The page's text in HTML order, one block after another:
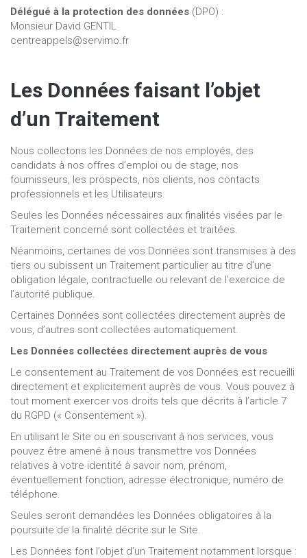
Délégué à la protection des données (DPO) :
Monsieur David GENTIL
centreappels@servimo.fr
Les Données faisant l’objet
d’un Traitement
Nous collectons les Données de nos employés, des
candidats à nos offres d’emploi ou de stage, nos
fournisseurs, les prospects, nos clients, nos contacts
professionnels et les Utilisateurs.
Seules les Données nécessaires aux finalités visées par le
Traitement concerné sont collectées et traitées.
Néanmoins, certaines de vos Données sont transmises à des
tiers ou subissent un Traitement particulier au titre d’une
obligation légale, contractuelle ou relevant de l’exercice de
l’autorité publique.
Certaines Données sont collectées directement auprès de
vous, d’autres sont collectées automatiquement.
Les Données collectées directement auprès de vous
Le consentement au Traitement de vos Données est recueilli
directement et explicitement auprès de vous. Vous pouvez à
tout moment exercer vos droits tels que décrits à l’article 7
du RGPD (« Consentement »).
En utilisant le Site ou en souscrivant à nos services, vous
pouvez être amené à nous transmettre vos Données
relatives à votre identité à savoir nom, prénom,
éventuellement fonction, adresse électronique, numéro de
téléphone.
Seules seront demandées les Données obligatoires à la
poursuite de la finalité décrite sur le Site.
Les Données font l’objet d’un Traitement notamment lorsque :